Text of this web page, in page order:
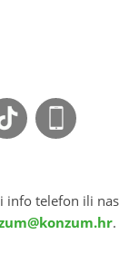
info telefon ili nas
.